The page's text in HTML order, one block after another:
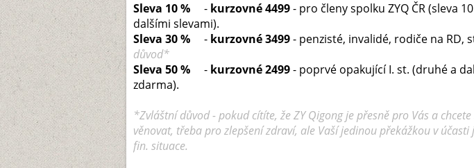
Sleva 10 % - kurzovné 4499- pro členy spolku ZYQ ČR (sleva
dalšími slevami).
Sleva 30 % - kurzovné 3499- penzisté, invalidé, rodiče na RD,
důvod*
Sleva 50 % - kurzovné 2499- poprvé opakující I. st. (druhé a
zdarma).
*Zvláštní důvod - pokud cítíte, že ZY Qigong je přesně pro Vás a
věnovat, třeba pro zlepšení zdraví, ale Vaší jedinou překážkou v
fin. situace.